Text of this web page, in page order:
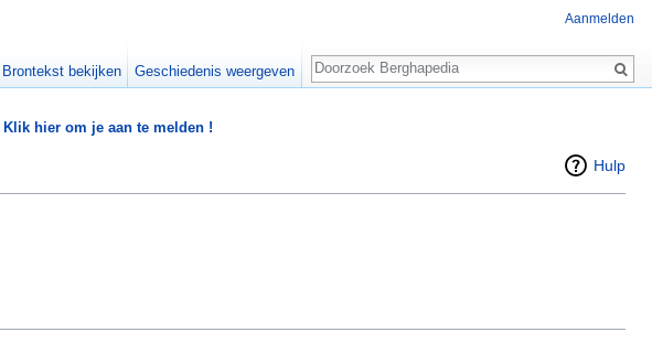
Klik hier om je aan te melden !
Hulp
Aanmelden
Brontekst bekijken Geschiedenis weergeven
Zoeken